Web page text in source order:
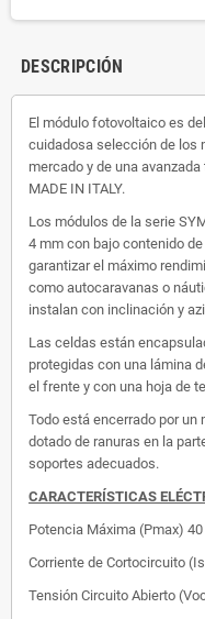
DESCRIPCIÓN
El módulo fotovoltaico es
cuidadosa selección de los
mercado y de una
MADE IN ITALY.
Los módulos de la serie
4 mm con bajo contenido
garantizar el máximo
como autocaravanas o
instalan con inclinación y
Las celdas están
protegidas con una lámina
el frente y con una hoja de
Todo está encerrado por un
dotado de ranuras en la
soportes adecuados.
CARACTERÍSTICAS
Potencia Máxima (Pmax)
Corriente de Cortocircuito
Tensión Circuito Abierto